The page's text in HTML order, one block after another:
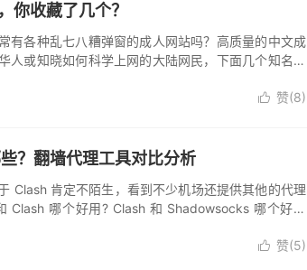
你收藏了几个？
有各种乱七八糟弹窗的成人网站吗？高质量的中文成
人或知晓如何科学上网的大陆网民，下面几个知名的
 赞(8)
？翻墙代理工具对比分析
Clash 肯定不陌生，看到不少机场还提供其他的代理
Clash 哪个好用? Clash 和 Shadowsocks 哪个好？
 赞(5)